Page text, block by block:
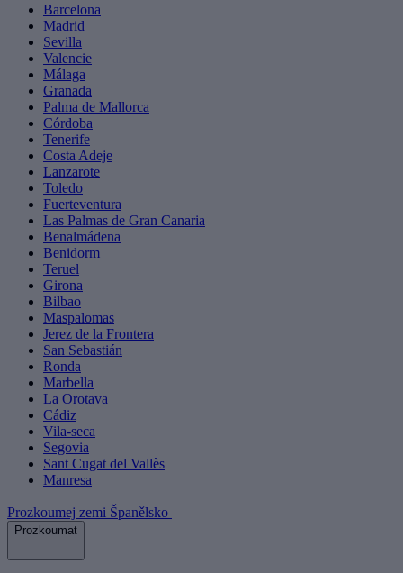
Barcelona
Madrid
Sevilla
Valencie
Málaga
Granada
Palma de Mallorca
Córdoba
Tenerife
Costa Adeje
Lanzarote
Toledo
Fuerteventura
Las Palmas de Gran Canaria
Benalmádena
Benidorm
Teruel
Girona
Bilbao
Maspalomas
Jerez de la Frontera
San Sebastián
Ronda
Marbella
La Orotava
Cádiz
Vila-seca
Segovia
Sant Cugat del Vallès
Manresa
Prozkoumej zemi Španělsko
Prozkoumat